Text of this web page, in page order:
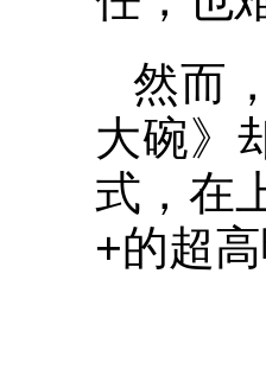
然而
大碗》
式，在
+的超高